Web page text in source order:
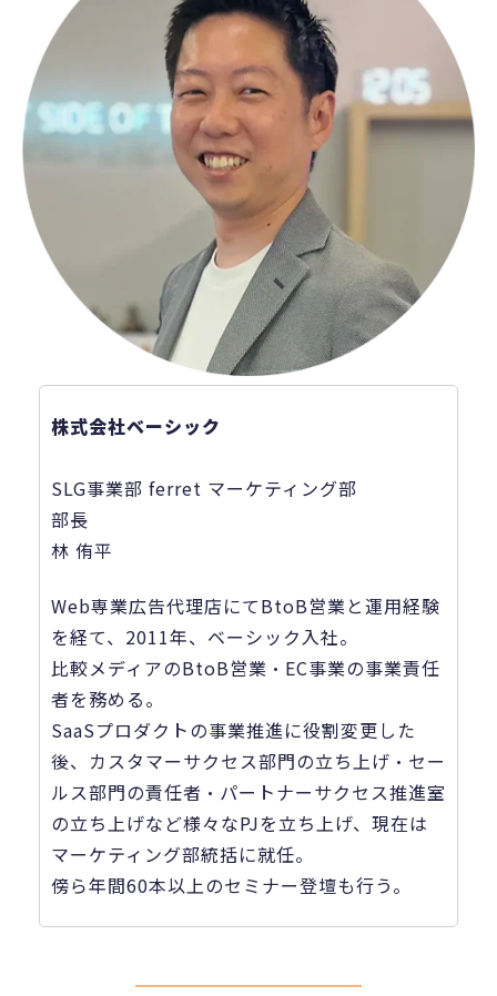
株式会社ベーシック
SLG事業部 ferret マーケティング部
部長
林 侑平
Web専業広告代理店にてBtoB営業と運用経験
を経て、2011年、ベーシック入社。
比較メディアのBtoB営業・EC事業の事業責任
者を務める。
SaaSプロダクトの事業推進に役割変更した
後、カスタマーサクセス部門の立ち上げ・セー
ルス部門の責任者・パートナーサクセス推進室
の立ち上げなど様々なPJを立ち上げ、現在は
マーケティング部統括に就任。
傍ら年間60本以上のセミナー登壇も行う。